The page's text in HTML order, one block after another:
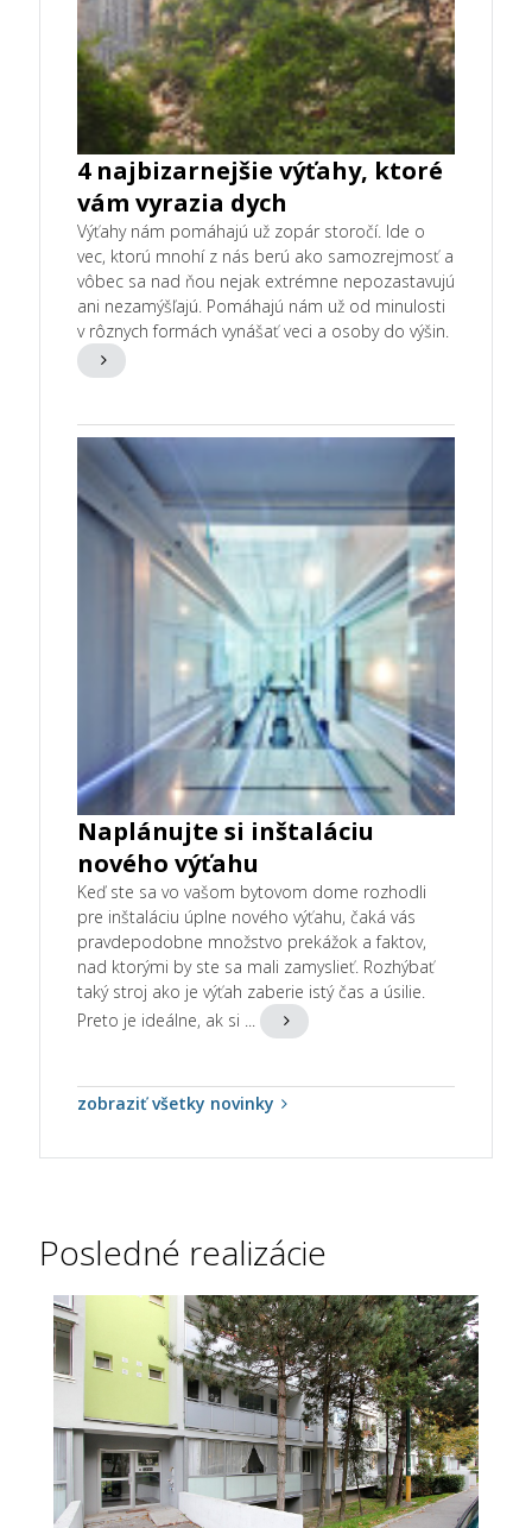
4 najbizarnejšie výťahy, ktoré
vám vyrazia dych
Výťahy nám pomáhajú už zopár storočí. Ide o
vec, ktorú mnohí z nás berú ako samozrejmosť a
vôbec sa nad ňou nejak extrémne nepozastavujú
ani nezamýšľajú. Pomáhajú nám už od minulosti
v rôznych formách vynášať veci a osoby do výšin.
Naplánujte si inštaláciu
nového výťahu
Keď ste sa vo vašom bytovom dome rozhodli
pre inštaláciu úplne nového výťahu, čaká vás
pravdepodobne množstvo prekážok a faktov,
nad ktorými by ste sa mali zamyslieť. Rozhýbať
taký stroj ako je výťah zaberie istý čas a úsilie.
Preto je ideálne, ak si ...
zobraziť všetky novinky
Posledné realizácie